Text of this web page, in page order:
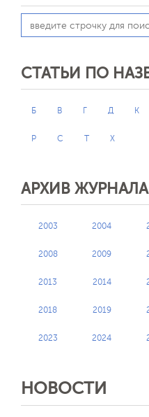
СТАТЬИ ПО
Б В Г Д К
Р С Т Х
АРХИВ ЖУРНАЛА
2003 2004
2008 2009
2013 2014
2018 2019
2023 2024
НОВОСТИ